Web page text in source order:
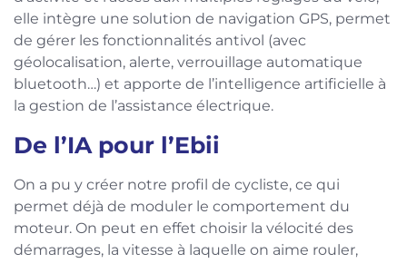
elle intègre une solution de navigation GPS, permet
de gérer les fonctionnalités antivol (avec
géolocalisation, alerte, verrouillage automatique
bluetooth…) et apporte de l’intelligence artificielle à
la gestion de l’assistance électrique.
De l’IA pour l’Ebii
On a pu y créer notre profil de cycliste, ce qui
permet déjà de moduler le comportement du
moteur. On peut en effet choisir la vélocité des
démarrages, la vitesse à laquelle on aime rouler,